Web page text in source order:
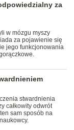
za
w mózgu myszy
za pojawienie się
jego funkcjonowania
stwardnienia
całkowity odwrót
sam sposób na